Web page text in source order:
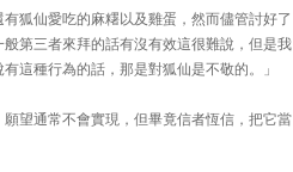
狐仙愛吃的麻糬以及雞蛋，然而儘管討好了
第三者來拜的話有沒有效這很難說，但是我
這種行為的話，那是對狐仙是不敬的。」
望通常不會實現，但畢竟信者恆信，把它當